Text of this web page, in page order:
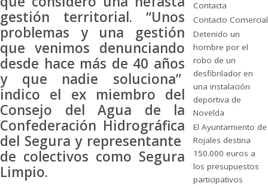
gestión territorial. “Unos
problemas y una gestión
que venimos denunciando
desde hace más de 40 años
y que nadie soluciona”
indico el ex miembro del
Consejo del Agua de la
Confederación Hidrográfica
del Segura y representante
de colectivos como Segura
Limpio.
Contacta
Contacto Comercial
Detenido un
hombre por el
robo de un
desfibrilador en
una instalación
deportiva de
Novelda
El Ayuntamiento de
Rojales destina
150.000 euros a
los presupuestos
participativos